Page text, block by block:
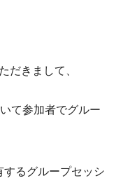
だきまして、
て参加者でグルー
るグループセッシ